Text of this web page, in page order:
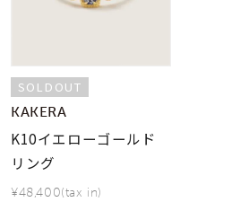
SOLDOUT
KAKERA
K10イエローゴールド
リング
¥48,400(tax in)